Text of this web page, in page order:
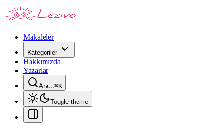
Makaleler
Kategoriler
Hakkımızda
Yazarlar
Ara...⌘K
Toggle theme